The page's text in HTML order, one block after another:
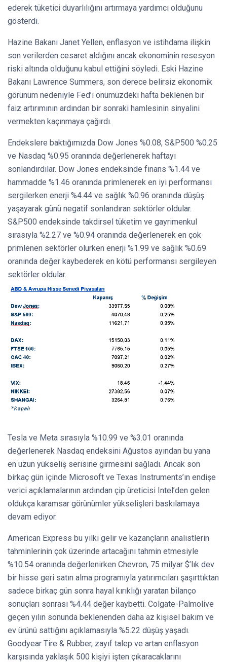
ederek tüketici duyarlılığını artırmaya yardımcı olduğunu
gösterdi.
Hazine Bakanı Janet Yellen, enflasyon ve istihdama ilişkin
son verilerden cesaret aldığını ancak ekonominin resesyon
riski altında olduğunu kabul ettiğini söyledi. Eski Hazine
Bakanı Lawrence Summers, son derece belirsiz ekonomik
görünüm nedeniyle Fed’i önümüzdeki hafta beklenen bir
faiz artırımının ardından bir sonraki hamlesinin sinyalini
vermekten kaçınmaya çağırdı.
Endekslere baktığımızda Dow Jones %0.08, S&P500 %0.25
ve Nasdaq %0.95 oranında değerlenerek haftayı
sonlandırdılar. Dow Jones endeksinde finans %1.44 ve
hammadde %1.46 oranında primlenerek en iyi performansı
sergilerken enerji %4.44 ve sağlık %0.96 oranında düşüş
yaşayarak günü negatif sonlandıran sektörler oldular.
S&P500 endeksinde takdirsel tüketim ve gayrimenkul
sırasıyla %2.27 ve %0.94 oranında değerlenerek en çok
primlenen sektörler olurken enerji %1.99 ve sağlık %0.69
oranında değer kaybederek en kötü performansı sergileyen
sektörler oldular.
Tesla ve Meta sırasıyla %10.99 ve %3.01 oranında
değerlenerek Nasdaq endeksini Ağustos ayından bu yana
en uzun yükseliş serisine girmesini sağladı. Ancak son
birkaç gün içinde Microsoft ve Texas Instruments’ın endişe
verici açıklamalarının ardından çip üreticisi Intel’den gelen
oldukça karamsar görünümler yükselişleri baskılamaya
devam ediyor.
American Express bu yılki gelir ve kazançların analistlerin
tahminlerinin çok üzerinde artacağını tahmin etmesiyle
%10.54 oranında değerlenirken Chevron, 75 milyar $’lık dev
bir hisse geri satın alma programıyla yatırımcıları şaşırttıktan
sadece birkaç gün sonra hayal kırıklığı yaratan bilanço
sonuçları sonrası %4.44 değer kaybetti. Colgate-Palmolive
geçen yılın sonunda beklenenden daha az kişisel bakım ve
ev ürünü sattığını açıklamasıyla %5.22 düşüş yaşadı.
Goodyear Tire & Rubber, zayıf talep ve artan enflasyon
karşısında yaklaşık 500 kişiyi işten çıkaracaklarını